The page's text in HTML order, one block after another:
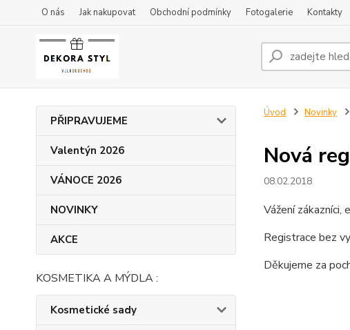
O nás Jak nakupovat Obchodní podmínky Fotogalerie Kontakty
PŘIPRAVUJEME
Valentýn 2026
VÁNOCE 2026
NOVINKY
AKCE
KOSMETIKA A MÝDLA :
Kosmetické sady
Úvod Novinky
Nová
08.02.2018
Vážení
Registrace bez
Děkujeme za